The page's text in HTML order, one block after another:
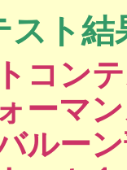
スト結
コン
ーマ
ルー